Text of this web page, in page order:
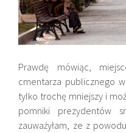
Prawdę mówiąc,
cmentarza publicznego w
tylko trochę mniejszy i
pomniki prezydentów
zauważyłam, ze z